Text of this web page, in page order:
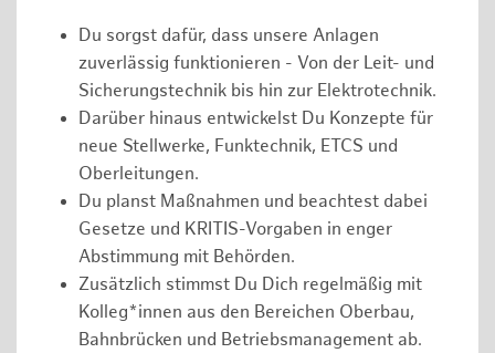
Du sorgst dafür, dass unsere Anlagen
zuverlässig funktionieren - Von der Leit- und
Sicherungstechnik bis hin zur Elektrotechnik.
Darüber hinaus entwickelst Du Konzepte für
neue Stellwerke, Funktechnik, ETCS und
Oberleitungen.
Du planst Maßnahmen und beachtest dabei
Gesetze und KRITIS-Vorgaben in enger
Abstimmung mit Behörden.
Zusätzlich stimmst Du Dich regelmäßig mit
Kolleg*innen aus den Bereichen Oberbau,
Bahnbrücken und Betriebsmanagement ab.